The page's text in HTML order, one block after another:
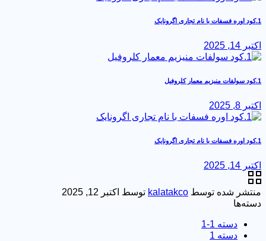
14, 2025
8, 2025
14, 2025
شده توسط kalatakco توسط اکتبر 12, 2025
دسته 1-1
دسته 1